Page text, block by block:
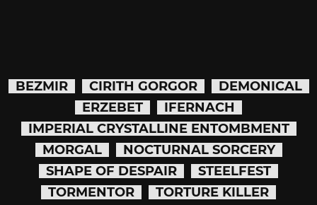
BEZMIR CIRITH GORGOR
DEMONICAL
ERZEBET
IFERNACH
IMPERIAL CRYSTALLINE ENTOMBMENT
MORGAL
NOCTURNAL SORCERY
SHAPE OF DESPAIR
STEELFEST
TORMENTOR
TORTURE KILLER